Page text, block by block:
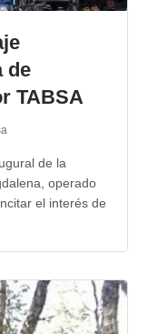
de
TABSA
de la
operado
el interés de